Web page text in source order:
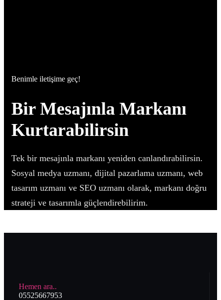
Benimle iletişime geç!
Bir Mesajınla Markanı
Kurtarabilirsin
Tek bir mesajınla markanı yeniden canlandırabilirsin.
Sosyal medya uzmanı, dijital pazarlama uzmanı, web
tasarım uzmanı ve SEO uzmanı olarak, markanı doğru
strateji ve tasarımla güçlendirebilirim.
Hemen ara..
05525667953